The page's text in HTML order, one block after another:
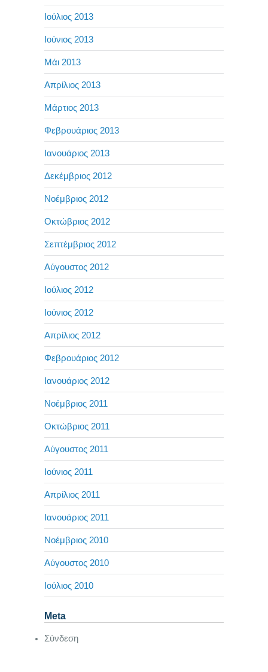
Ιούλιος 2013
Ιούνιος 2013
Μάι 2013
Απρίλιος 2013
Μάρτιος 2013
Φεβρουάριος 2013
Ιανουάριος 2013
Δεκέμβριος 2012
Νοέμβριος 2012
Οκτώβριος 2012
Σεπτέμβριος 2012
Αύγουστος 2012
Ιούλιος 2012
Ιούνιος 2012
Απρίλιος 2012
Φεβρουάριος 2012
Ιανουάριος 2012
Νοέμβριος 2011
Οκτώβριος 2011
Αύγουστος 2011
Ιούνιος 2011
Απρίλιος 2011
Ιανουάριος 2011
Νοέμβριος 2010
Αύγουστος 2010
Ιούλιος 2010
Meta
Σύνδεση